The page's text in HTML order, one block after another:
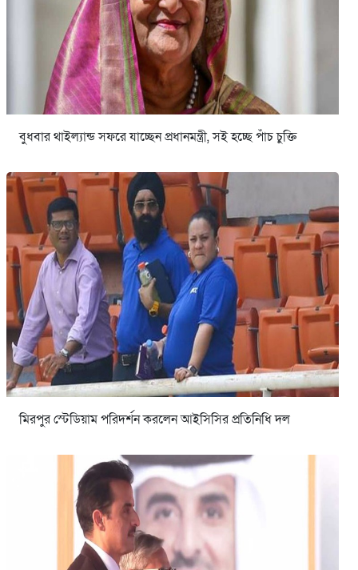
বুধবার থাইল্যান্ড সফরে যাচ্ছেন প্রধানমন্ত্রী, সই হচ্ছে পাঁচ চুক্তি
মিরপুর স্টেডিয়াম পরিদর্শন করলেন আইসিসির প্রতিনিধি দল